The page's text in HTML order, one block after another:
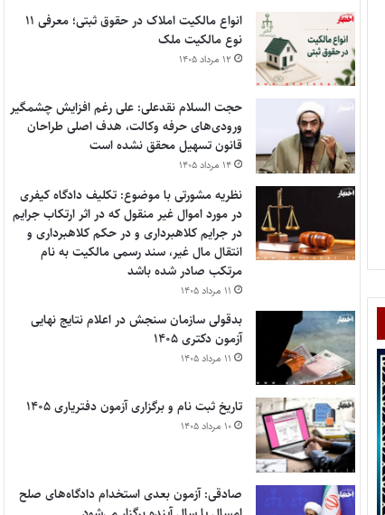
انواع مالکیت املاک در حقوق ثبتی؛ معرفی ۱۱
نوع مالکیت ملک
۱۲ مرداد ۱۴۰۵
حجت السلام نقدعلی: علی رغم افزایش چشمگیر
ورودی‌های حرفه وکالت، هدف اصلی طراحان
قانون تسهیل محقق نشده است
۱۴ مرداد ۱۴۰۵
نظریه مشورتی با موضوع: تکلیف دادگاه کیفری
در مورد اموال غیر منقول که در اثر ارتکاب جرایم
در جرایم کلاهبرداری و در حکم کلاهبرداری و
انتقال مال غیر، سند رسمی مالکیت به نام
مرتکب صادر شده باشد
۱۱ مرداد ۱۴۰۵
بدقولی سازمان سنجش در اعلام نتایج نهایی
آزمون دکتری ۱۴۰۵
۱۱ مرداد ۱۴۰۵
تاریخ ثبت نام و برگزاری آزمون دفتریاری ۱۴۰۵
۱۰ مرداد ۱۴۰۵
صادقی: آزمون بعدی استخدام دادگاه‌های صلح